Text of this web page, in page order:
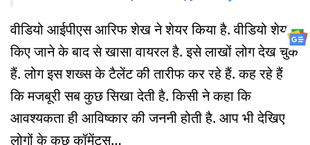
वीडियो आईपीएस आरिफ शेख ने शेयर किया है. वीडियो शेयर
किए जाने के बाद से खासा वायरल है. इसे लाखों लोग देख चुके
हैं. लोग इस शख्स के टैलेंट की तारीफ कर रहे हैं. कह रहे हैं
कि मजबूरी सब कुछ सिखा देती है. किसी ने कहा कि
आवश्यकता ही आविष्कार की जननी होती है. आप भी देखिए
लोगों के कुछ कॉमेंट्स…